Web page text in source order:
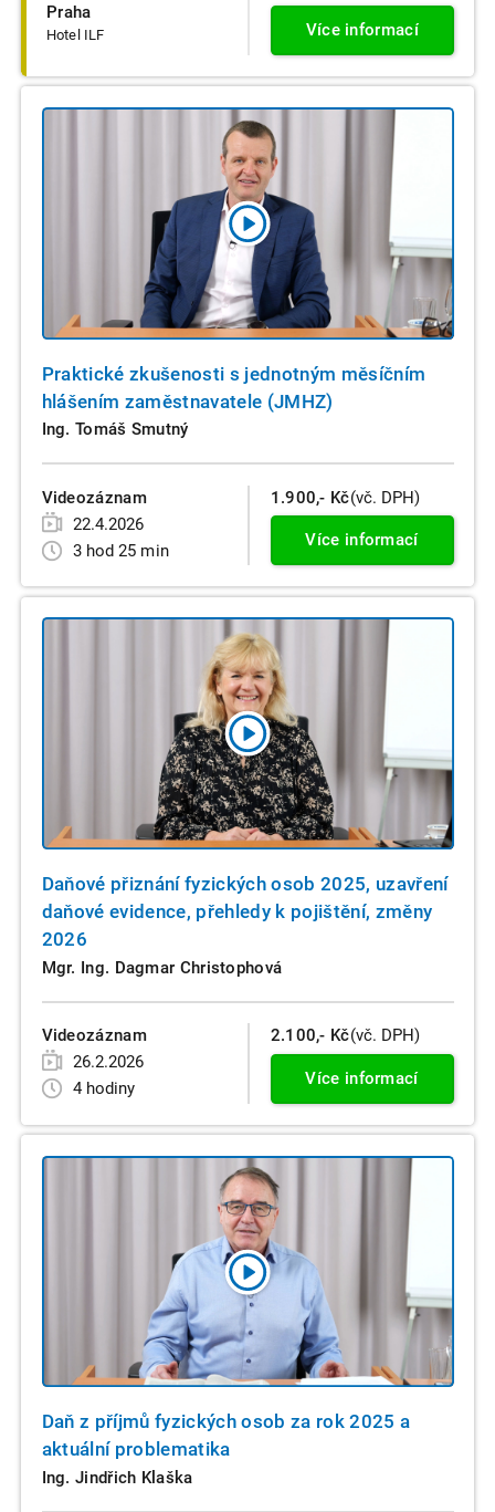
Praha
Hotel ILF Více informací
Praktické zkušenosti s jednotným měsíčním
hlášením zaměstnavatele (JMHZ)
Ing. Tomáš Smutný
Videozáznam
22.4.2026
3 hod 25 min
1.900,- Kč(vč. DPH)
Více informací
Daňové přiznání fyzických osob 2025, uzavření
daňové evidence, přehledy k pojištění, změny
2026
Mgr. Ing. Dagmar Christophová
Videozáznam
26.2.2026
4 hodiny
2.100,- Kč(vč. DPH)
Více informací
Daň z příjmů fyzických osob za rok 2025 a
aktuální problematika
Ing. Jindřich Klaška